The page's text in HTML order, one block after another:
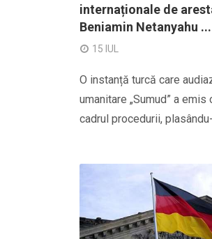
internaționale de
Beniamin Netanyahu ...
15 IUL
O instanță turcă care
umanitare „Sumud” a
cadrul procedurii,